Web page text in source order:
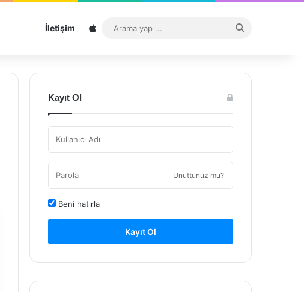
İletişim Sitemap
...
Kayıt Ol
Unuttunuz mu?
Beni hatırla
Kayıt Ol